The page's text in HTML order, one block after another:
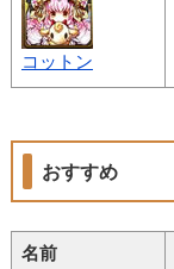
コットン
おすすめ
名前